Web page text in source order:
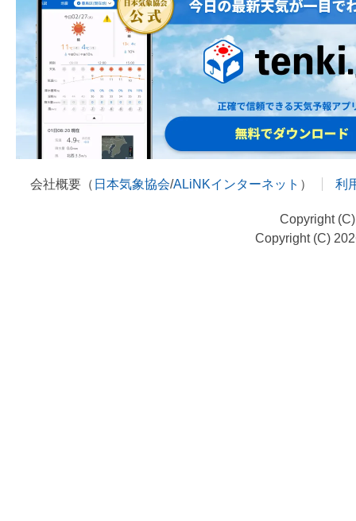
会社概要（ 日本気象協会/ALiNKインターネット ） 利
Copyright
Copyright (C)